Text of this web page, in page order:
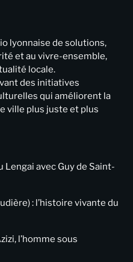
lyonnaise de solutions,
et au vivre-ensemble,
locale.
des initiatives
qui améliorent la
ville plus juste et plus
Lengai avec Guy de Saint-
: l’histoire vivante du
l’homme sous